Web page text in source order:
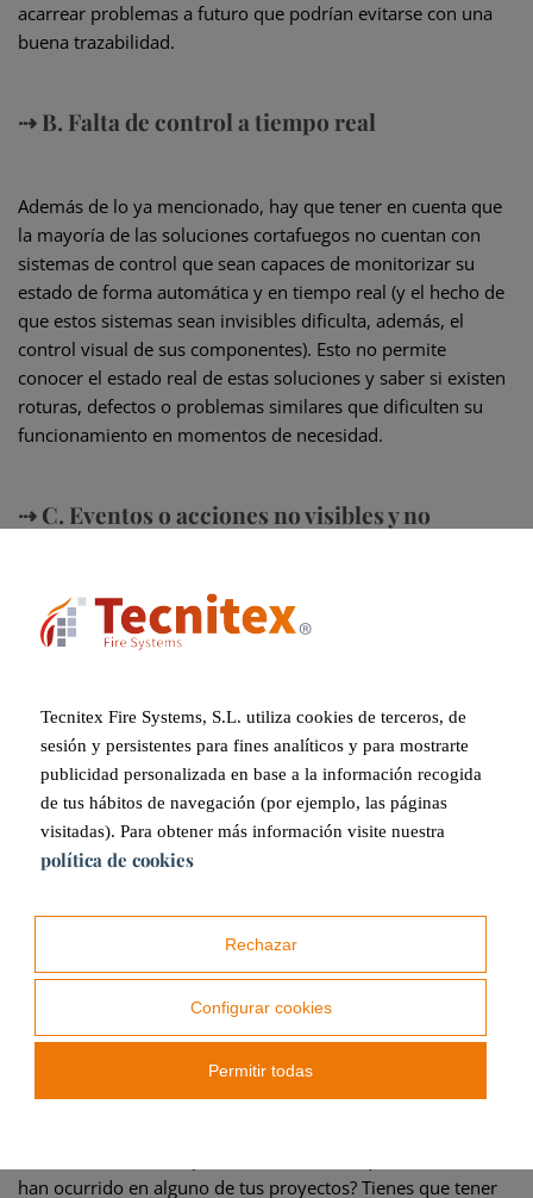
acarrear problemas a futuro que podrían evitarse con una
buena trazabilidad.
⇢ B. Falta de control a tiempo real
Además de lo ya mencionado, hay que tener en cuenta que
la mayoría de las soluciones cortafuegos no cuentan con
sistemas de control que sean capaces de monitorizar su
estado de forma automática y en tiempo real (y el hecho de
que estos sistemas sean invisibles dificulta, además, el
control visual de sus componentes). Esto no permite
conocer el estado real de estas soluciones y saber si existen
roturas, defectos o problemas similares que dificulten su
funcionamiento en momentos de necesidad.
⇢ C. Eventos o acciones no visibles y no
Durante la vida útil de las cortinas cortafuegos, pueden
baterías o motores y un largo etcétera. El hecho de no tener
un control automático a tiempo real no permite registrar
esas alertas ni detectar posibles patrones de
comportamiento, lo que puede dificultar el mantenimiento
de las cortinas cortafuegos y su buen funcionamiento.
⇢ D. Falta de cuadros de control visibles
En muchas instalaciones no existe un fácil acceso al cuadro
de control de los sistemas invisibles. De esta forma, no se
conocer cómo se encuentran estos sistemas.
han ocurrido en alguno de tus proyectos? Tienes que tener
Tecnitex Fire Systems, S.L. utiliza cookies de terceros, de
sesión y persistentes para fines analíticos y para mostrarte
publicidad personalizada en base a la información recogida
de tus hábitos de navegación (por ejemplo, las páginas
visitadas). Para obtener más información visite nuestra
política de cookies
Rechazar
Configurar cookies
Permitir todas